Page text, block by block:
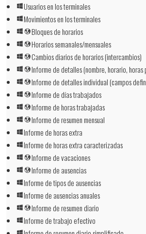
Usuarios en los terminales
Movimientos en los terminales
Bloques de horarios
Horarios semanales/mensuales
Cambios diarios de horarios (intercambios)
Informe de detalles (nombre, horario, horas
Informe de detalles individual (campos
Informe de días trabajados
Informe de horas trabajadas
Informe de resumen mensual
Informe de horas extra
Informe de horas extra caracterizadas
Informe de vacaciones
Informe de ausencias
Informe de tipos de ausencias
Informe de ausencias anuales
Informe de resumen diario
Informe de trabajo efectivo